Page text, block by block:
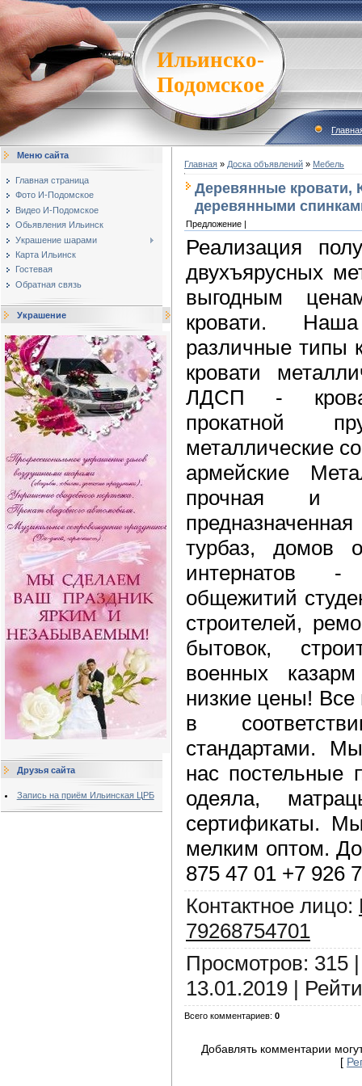
Ильинско-
Подомское
Меню сайта
Главная страница
Фото И-Подомское
Видео И-Подомское
Обьявления Ильинск
Украшение шарами
Карта Ильинск
Гостевая
Обратная связь
Украшение
Друзья сайта
Запись на приём Ильинская ЦРБ
Главная » Доска объявлений » Мебель
Деревянные кровати,
деревянными
Предложение |
Реализация
двухъярусных
выгодным
кровати.
различные типы
кровати
ЛДСП -
прокатной
металлические
армейские
прочная и
турбаз, домов
интернатов -
общежитий
строителей,
бытовок,
военных
низкие цены! Все
в
стандартами.
нас постельные
одеяла,
сертификаты.
мелким оптом.
875 47 01 +7 926
Контактное лицо:
79268754701
Просмотров: 315
13.01.2019 |
Всего комментариев: 0
Добавлять комментарии
[